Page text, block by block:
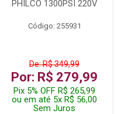
PHILCO 1300PSI 220V
Código: 255931
De: R$ 349,99
Por: R$ 279,99
Pix 5% OFF R$ 265,99
ou em até 5x R$ 56,00
Sem Juros